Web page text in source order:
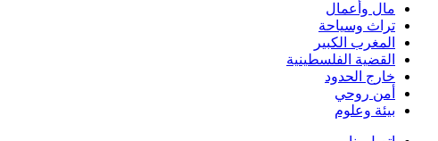
مال وأعمال
تراث وسياحة
المغرب الكبير
القضية الفلسطينية
خارج الحدود
أمن روحي
بيئة وعلوم